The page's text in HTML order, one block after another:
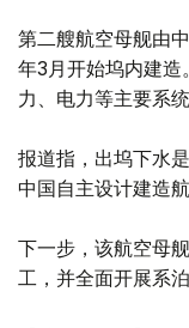
第二艘航空母舰由
年3月开始坞内建
力、电力等主要系
报道指，出坞下水
中国自主设计建造
下一步，该航空母
工，并全面开展系泊